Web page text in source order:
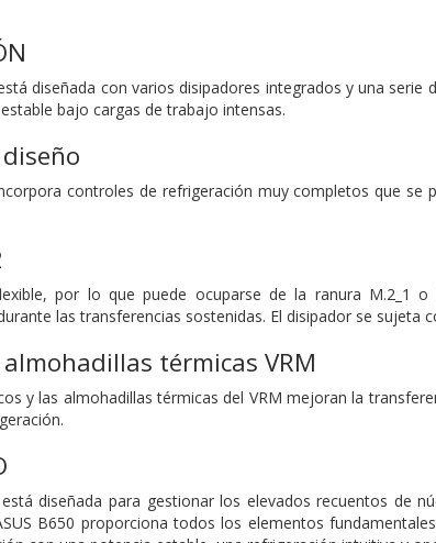
diseñada con varios disipadores integrados y una
bajo cargas de trabajo intensas.
controles de refrigeración muy completos que
por lo que puede ocuparse de la ranura M.2_1
las transferencias sostenidas. El disipador se sujeta
térmicas VRM
y las almohadillas térmicas del VRM mejoran la
diseñada para gestionar los elevados recuentos de
B650 proporciona todos los elementos